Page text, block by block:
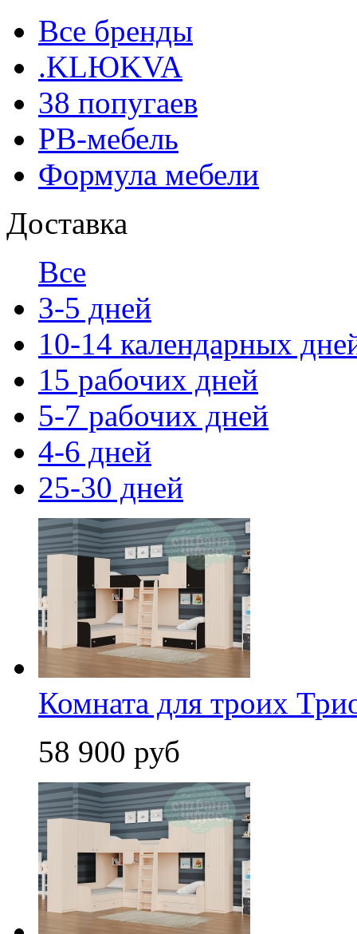
Все бренды
.KLЮKVA
38 попугаев
РВ-мебель
Формула мебели
Доставка
Все
3-5 дней
10-14 календарных
15 рабочих дней
5-7 рабочих дней
4-6 дней
25-30 дней
Комната для троих
58 900 руб